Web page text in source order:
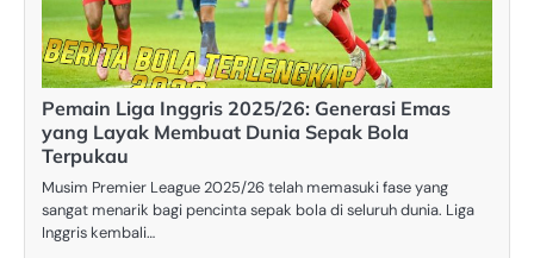
Pemain Liga Inggris 2025/26: Generasi Emas
yang Layak Membuat Dunia Sepak Bola
Terpukau
Musim Premier League 2025/26 telah memasuki fase yang
sangat menarik bagi pencinta sepak bola di seluruh dunia. Liga
Inggris kembali…